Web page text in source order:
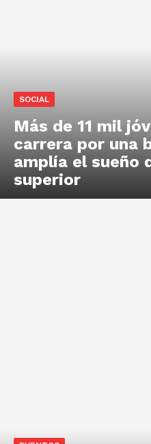
SOCIAL
Más de 11 mil
carrera por una
amplía el sueño
superior